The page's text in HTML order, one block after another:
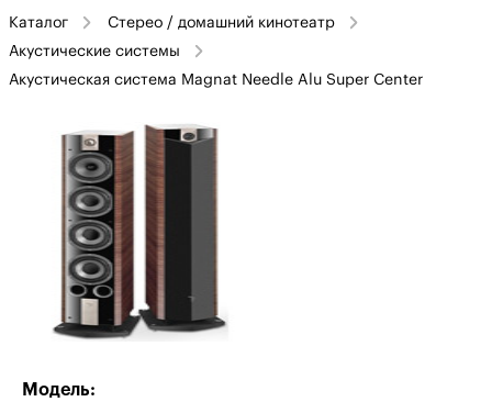
Каталог
Стерео / домашний кинотеатр
Акустические системы
Акустическая система Magnat Needle Alu Super Center
Модель: